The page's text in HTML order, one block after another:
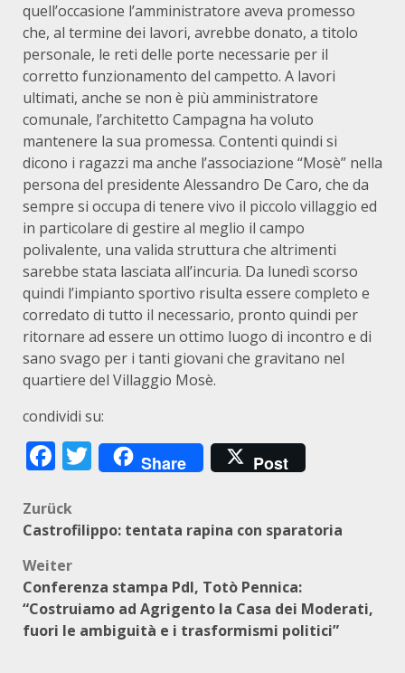
quell’occasione l’amministratore aveva promesso
che, al termine dei lavori, avrebbe donato, a titolo
personale, le reti delle porte necessarie per il
corretto funzionamento del campetto. A lavori
ultimati, anche se non è più amministratore
comunale, l’architetto Campagna ha voluto
mantenere la sua promessa. Contenti quindi si
dicono i ragazzi ma anche l’associazione “Mosè” nella
persona del presidente Alessandro De Caro, che da
sempre si occupa di tenere vivo il piccolo villaggio ed
in particolare di gestire al meglio il campo
polivalente, una valida struttura che altrimenti
sarebbe stata lasciata all’incuria. Da lunedì scorso
quindi l’impianto sportivo risulta essere completo e
corredato di tutto il necessario, pronto quindi per
ritornare ad essere un ottimo luogo di incontro e di
sano svago per i tanti giovani che gravitano nel
quartiere del Villaggio Mosè.
condividi su:
Facebook
Twitter
Share Post
Beitragsnavigation
Zurück
Castrofilippo: tentata rapina con sparatoria
Weiter
Conferenza stampa Pdl, Totò Pennica:
“Costruiamo ad Agrigento la Casa dei Moderati,
fuori le ambiguità e i trasformismi politici”